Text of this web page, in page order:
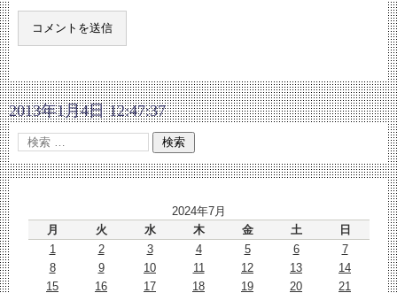
2013年1月4日 12:47:37
2024年7月
月
火 水 木 金 土
日
1
2 3 4 5 6
7
8
9 10 11 12 13
14
15
16 17 18 19 20
21